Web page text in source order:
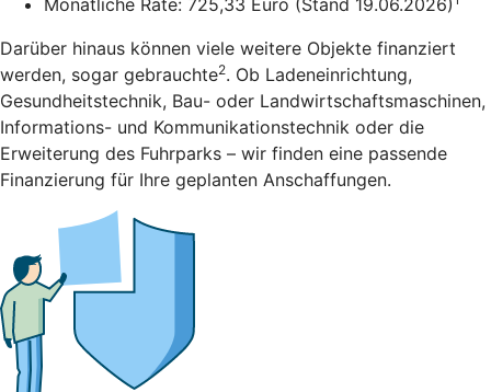
Monatliche Rate: 725,33 Euro (Stand 19.06.2026)
Darüber hinaus können viele weitere Objekte finanziert
werden, sogar gebrauchte2. Ob Ladeneinrichtung,
Gesundheitstechnik, Bau- oder Landwirtschaftsmaschinen,
Informations- und Kommunikationstechnik oder die
Erweiterung des Fuhrparks – wir finden eine passende
Finanzierung für Ihre geplanten Anschaffungen.